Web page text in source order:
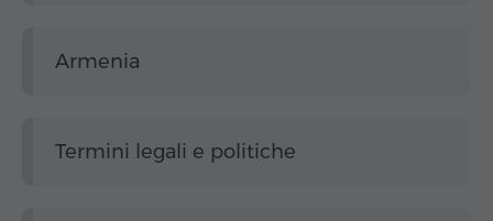
Armenia
Termini legali e politiche